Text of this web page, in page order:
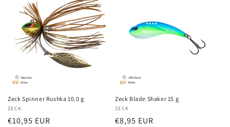
Zeck Spinner Rushka 10.0 g
Anbieter:
ZECK
Normaler
€10,95 EUR
Zeck Blade Shaker 15 g
Anbieter:
ZECK
Normaler
€8,95 EUR